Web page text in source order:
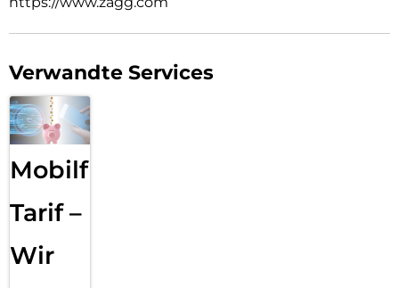
Verwandte Services
Mobilfunk
Tarif –
Wir